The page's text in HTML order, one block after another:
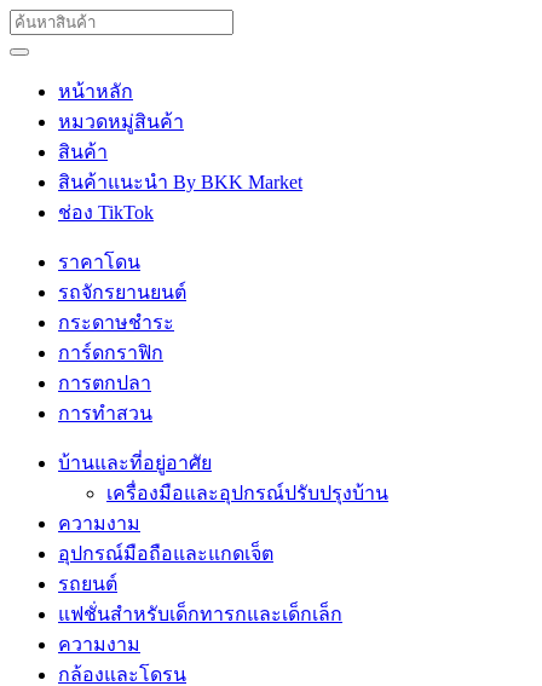
หน้าหลัก
หมวดหมู่สินค้า
สินค้า
สินค้าแนะนำ By BKK Market
ช่อง TikTok
ราคาโดน
รถจักรยานยนต์
กระดาษชำระ
การ์ดกราฟิก
การตกปลา
การทำสวน
บ้านและที่อยู่อาศัย
เครื่องมือและอุปกรณ์ปรับปรุงบ้าน
ความงาม
อุปกรณ์มือถือและแกดเจ็ต
รถยนต์
แฟชั่นสำหรับเด็กทารกและเด็กเล็ก
ความงาม
กล้องและโดรน